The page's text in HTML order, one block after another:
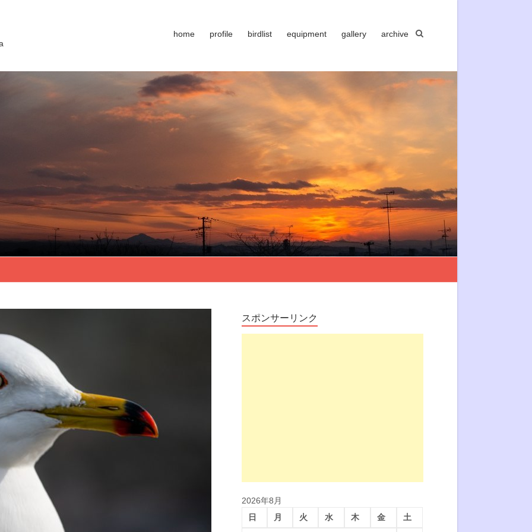
home profile birdlist equipment gallery archive
スポンサーリンク
2026年8月
日
月 火 水 木 金 土